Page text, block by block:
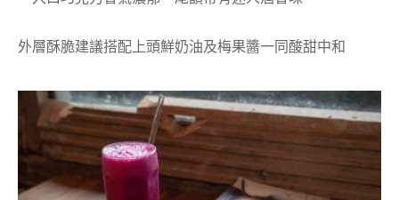
外層酥脆建議搭配上頭鮮奶油及梅果醬一同酸甜中和